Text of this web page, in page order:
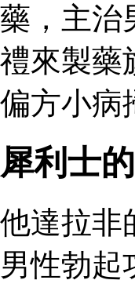
藥，主治
禮來製藥
偏方小病
犀利士
他達拉非
男性勃起